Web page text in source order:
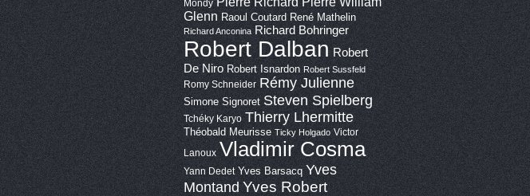
Mondy
Glenn Raoul Coutard René Mathelin
Richard Anconina Richard Bohringer
Robert Dalban Robert
De Niro Robert Isnardon Robert Sussfeld
Romy Schneider Rémy Julienne
Simone Signoret Steven Spielberg
Tchéky Karyo Thierry Lhermitte
Théobald Meurisse Ticky Holgado Victor
Lanoux Vladimir Cosma
Yann Dedet Yves Barsacq Yves
Montand Yves Robert